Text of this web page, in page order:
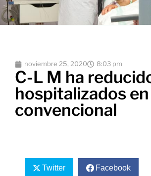
noviembre 25, 2020 8:03 pm
C-L M ha
hospitalizados
convencional
Twitter Facebook